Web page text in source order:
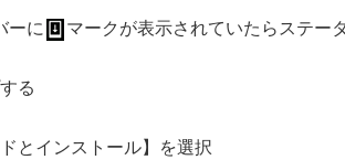
ーに マークが表示されていたらステー
る
ドとインストール】を選択